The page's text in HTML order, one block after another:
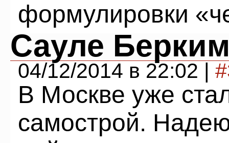
формулировки
Сауле
04/12/2014 в 22:02 |
В Москве уже
самострой.